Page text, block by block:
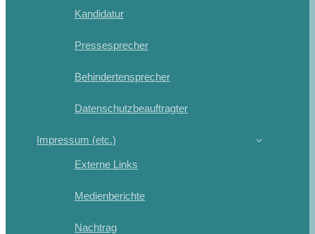
Kandidatur
Pressesprecher
Behindertensprecher
Datenschutzbeauftragter
Impressum (etc.)
Externe Links
Medienberichte
Nachtrag